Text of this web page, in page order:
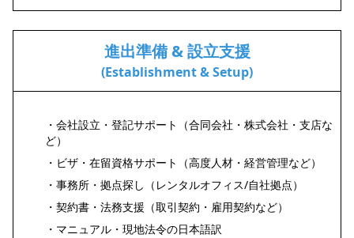
進出準備 & 設立支援
(Establishment & Setup)
・会社設立・登記サポート（合同会社・株式会社・支店な
ど）
・ビザ・在留資格サポート（高度人材・経営管理など）
・事務所・拠点探し（レンタルオフィス/自社拠点）
・契約書・法務支援（取引契約・雇用契約など）
・マニュアル・現地法令の日本語訳